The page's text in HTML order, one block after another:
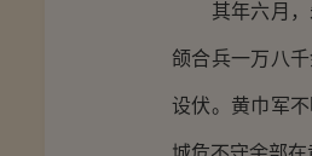
其年六月，朱
颌合兵一万八
设伏。黄巾军